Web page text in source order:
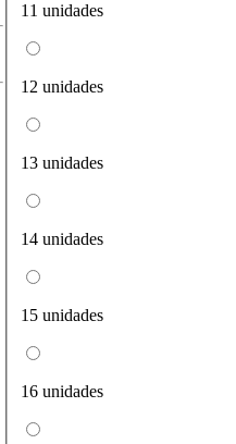
11 unidades
12 unidades
13 unidades
14 unidades
15 unidades
16 unidades